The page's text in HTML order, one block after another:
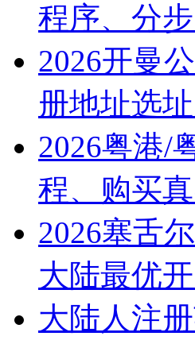
程序、分
2026开曼
册地址选
2026粤港/
程、购买
2026塞舌
大陆最优
大陆人注